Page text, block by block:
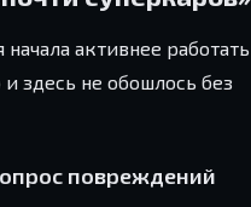
активнее работать
здесь не обошлось без
повреждений